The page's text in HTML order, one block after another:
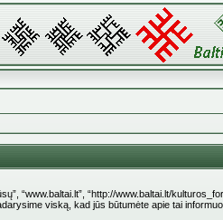
“www.baltai.lt”, “http://www.baltai.lt/
viską, kad jūs būtumėte apie tai